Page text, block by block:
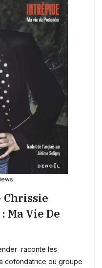
Ma Vie De
raconte les
cofondatrice du groupe